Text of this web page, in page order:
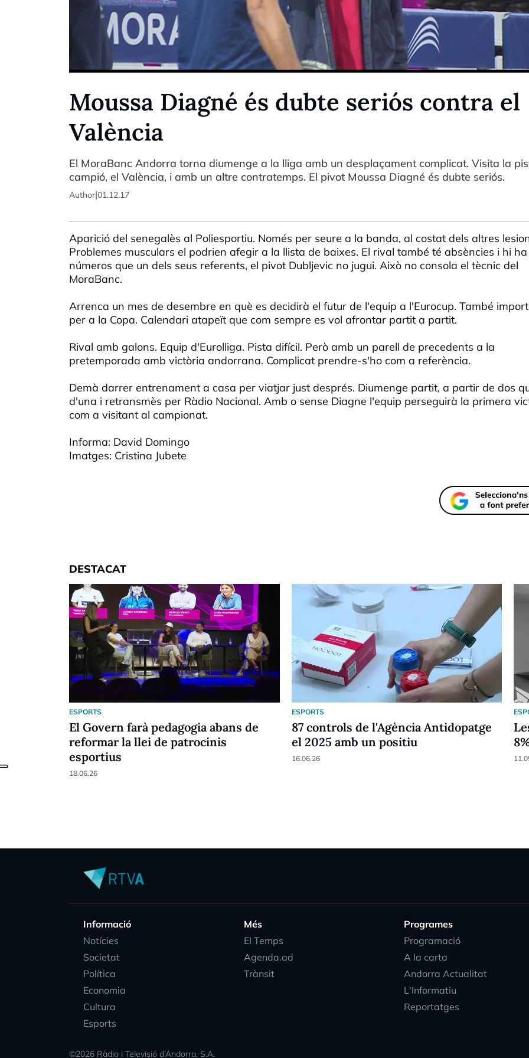
Moussa Diagné és dubte seriós contra el
València
El MoraBanc Andorra torna diumenge a la lliga amb un desplaçament complicat. Visita la
campió, el València, i amb un altre contratemps. El pivot Moussa Diagné és dubte seriós.
Author|01.12.17
Aparició del senegalès al Poliesportiu. Només per seure a la banda, al costat dels altres
Problemes musculars el podrien afegir a la llista de baixes. El rival també té absències i hi
números que un dels seus referents, el pivot Dubljevic no jugui. Això no consola el tècnic del
MoraBanc.
Arrenca un mes de desembre en què es decidirà el futur de l'equip a l'Eurocup. També
per a la Copa. Calendari atapeït que com sempre es vol afrontar partit a partit.
Rival amb galons. Equip d'Eurolliga. Pista difícil. Però amb un parell de precedents a la
pretemporada amb victòria andorrana. Complicat prendre-s'ho com a referència.
Demà darrer entrenament a casa per viatjar just després. Diumenge partit, a partir de dos
d'una i retransmès per Ràdio Nacional. Amb o sense Diagne l'equip perseguirà la primera
com a visitant al campionat.
Informa: David Domingo
Imatges: Cristina Jubete
DESTACAT
ESPORTS
El Govern farà pedagogia abans de
reformar la llei de patrocinis
esportius
18.06.26
ESPORTS
87 controls de l'Agència Antidopatge
el 2025 amb un positiu
16.06.26
Informació
Notícies
Societat
Política
Economia
Cultura
Esports
Més
EI Temps
Agenda.ad
Trànsit
Programes
Programació
A la carta
Andorra Actualitat
L'Informatiu
Reportatges
©2026 Ràdio i Televisió d’Andorra, S.A.